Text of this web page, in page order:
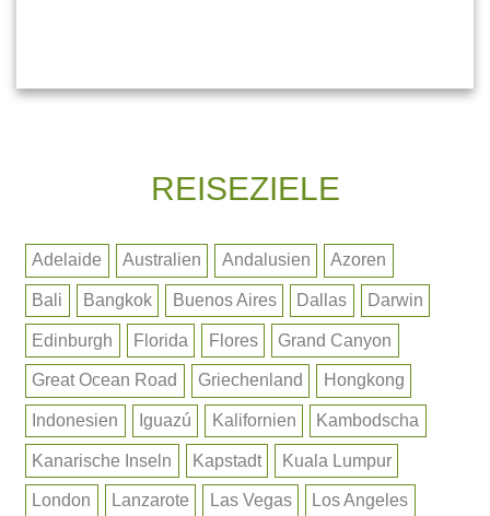
REISEZIELE
Adelaide Australien Andalusien Azoren
Bali Bangkok Buenos Aires Dallas Darwin
Edinburgh Florida Flores Grand Canyon
Great Ocean Road Griechenland Hongkong
Indonesien Iguazú Kalifornien Kambodscha
Kanarische Inseln Kapstadt Kuala Lumpur
London Lanzarote Las Vegas Los Angeles